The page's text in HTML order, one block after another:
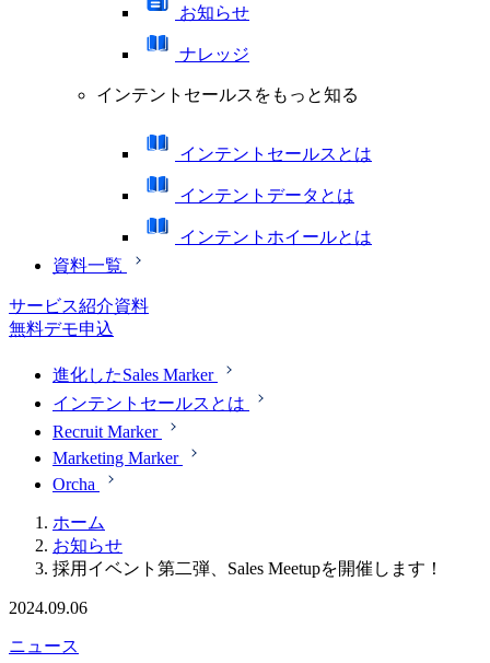
お知らせ
ナレッジ
インテントセールスをもっと知る
インテントセールスとは
インテントデータとは
インテントホイールとは
資料一覧
サービス紹介資料
無料デモ申込
進化したSales Marker
インテントセールスとは
Recruit Marker
Marketing Marker
Orcha
ホーム
お知らせ
採用イベント第二弾、Sales Meetupを開催します！
2024.09.06
ニュース